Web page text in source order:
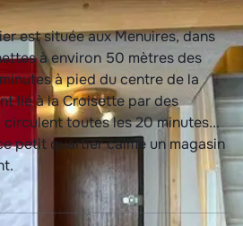
est située aux Menuires, dans
à environ 50 mètres des
à pied du centre de la
lié à la Croisette par des
toutes les 20 minutes...
petit quartier calme un magasin